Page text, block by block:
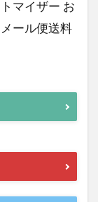
マイザー お
ール便送料